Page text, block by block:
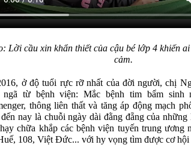
Lời cầu xin khẩn thiết của cậu bé lớp 4 khiến
cảm.
ở độ tuổi rực rỡ nhất của đời người, chị
ngã từ bệnh viện: Mắc bệnh tim bẩm sinh
thông liên thất và tăng áp động mạch
nay là chuỗi ngày dài đằng đẵng của
chữa khắp các bệnh viện tuyến trung ương
108, Việt Đức... với hy vọng tìm được cơ hội